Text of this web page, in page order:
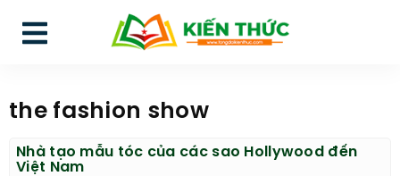
the fashion show
Nhà tạo mẫu tóc của các sao Hollywood đến
Việt Nam